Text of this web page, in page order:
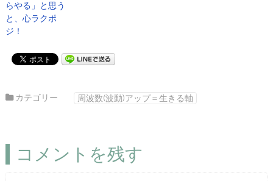
らやる」と思う
と、心ラクポ
ジ！
カテゴリー 周波数(波動)アップ＝生きる軸
コメントを残す